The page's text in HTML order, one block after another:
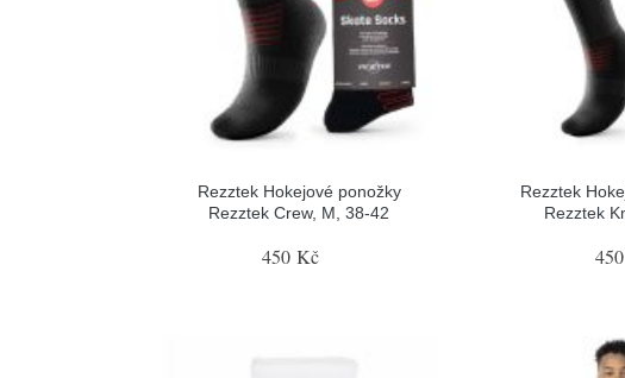
Rezztek Hokejové ponožky
Rezztek Crew, M, 38-42
450 Kč
Rezztek
Rezztek